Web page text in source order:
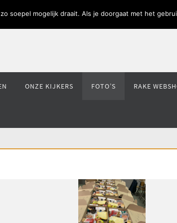
ONZE KIJKERS FOTO’S RAKE
soepel mogelijk draait. Als je doorgaat met het